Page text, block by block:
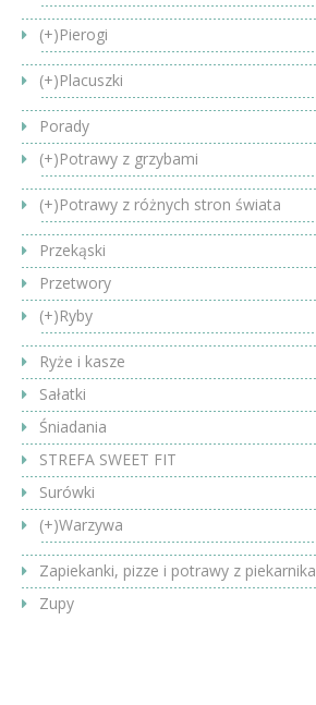
(+)Pierogi
(+)Placuszki
Porady
(+)Potrawy z grzybami
(+)Potrawy z różnych stron świata
Przekąski
Przetwory
(+)Ryby
Ryże i kasze
Sałatki
Śniadania
STREFA SWEET FIT
Surówki
(+)Warzywa
Zapiekanki, pizze i potrawy z piekarnika
Zupy